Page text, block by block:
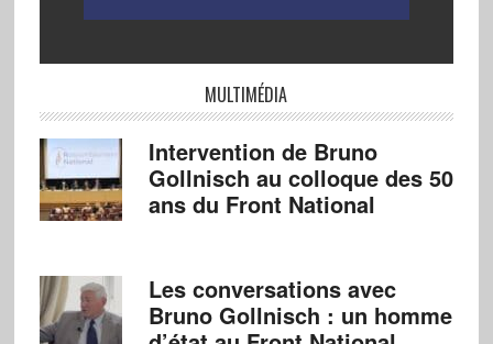
MULTIMÉDIA
Intervention de Bruno
Gollnisch au colloque des 50
ans du Front National
Les conversations avec
Bruno Gollnisch : un homme